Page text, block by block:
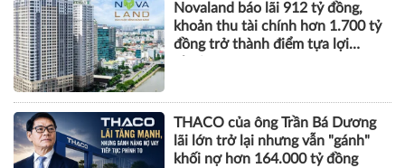
Novaland báo lãi 912 tỷ đồng,
khoản thu tài chính hơn 1.700 tỷ
đồng trở thành điểm tựa lợi
THACO của ông Trần Bá Dương
lãi lớn trở lại nhưng vẫn "gánh"
khối nợ hơn 164.000 tỷ đồng